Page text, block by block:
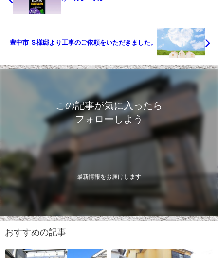
豊中市 Ｓ様邸より工事のご依頼をいただきました。
この記事が気に入ったら
フォローしよう
最新情報をお届けします
おすすめの記事